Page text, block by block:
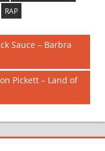
RAP
Sauce – Barbra
Pickett – Land of